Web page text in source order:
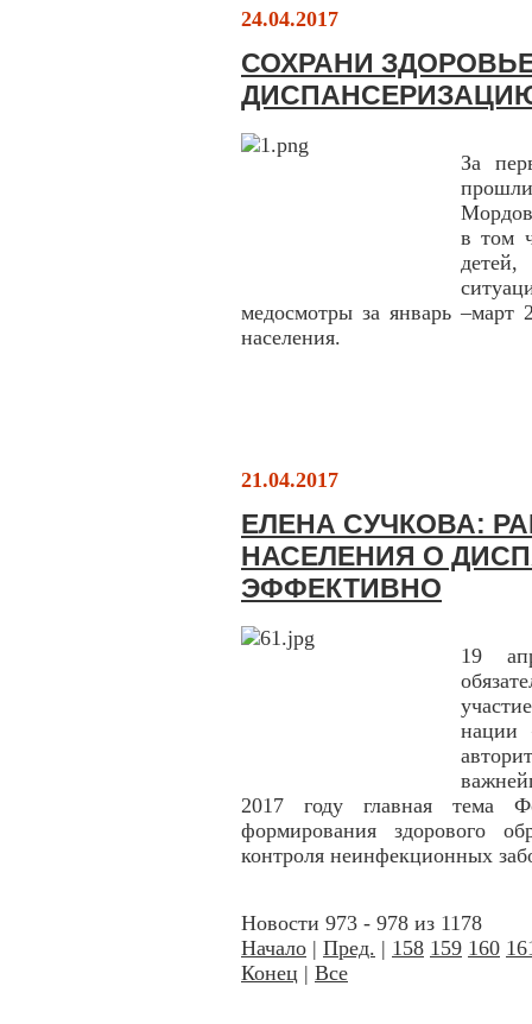
24.04.2017
СОХРАНИ
За
в том
медосмотры за январь –март
населения.
21.04.2017
ЕЛЕНА СУЧКОВА:
НАСЕЛЕНИЯ О
ЭФФЕКТИВНО
19
нации
2017 году главная тема
формирования здорового
контроля неинфекционных
Новости 973 - 978 из 1178
Начало | Пред. | 158 159 160
Конец | Все